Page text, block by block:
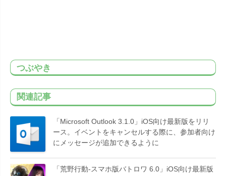
つぶやき
関連記事
「Microsoft Outlook 3.1.0」iOS向け最新版をリリ
ース。イベントをキャンセルする際に、参加者向け
にメッセージが追加できるように
「荒野行動-スマホ版バトロワ 6.0」iOS向け最新版